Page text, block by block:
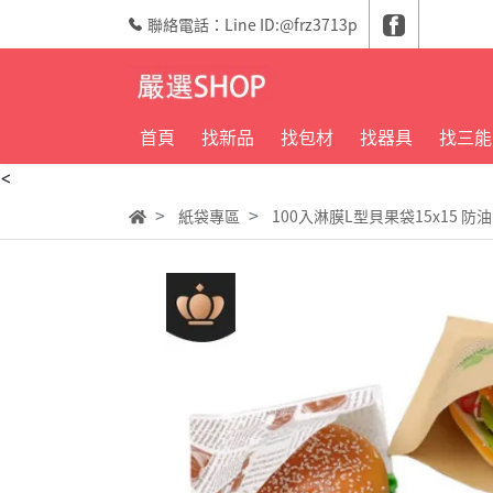
<
聯絡電話：Line ID:@frz3713p
首頁 找新品 找包材 找器具 找三能
紙袋專區 100入淋膜L型貝果袋15x15 防